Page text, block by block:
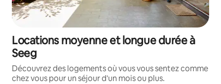
Locations moyenne et longue durée à
Seeg
Découvrez des logements où vous vous sentez comme
chez vous pour un séjour d'un mois ou plus.